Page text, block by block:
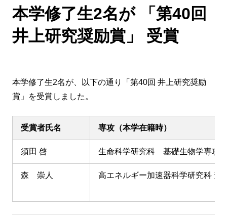
本学修了生2名が 「第40回
井上研究奨励賞」 受賞
本学修了生2名が、以下の通り「第40回 井上研究奨励
賞」を受賞しました。
受賞者氏名 専攻（本学在籍時）
須田 啓 生命科学研究科 基礎生物学専攻
森 崇人 高エネルギー加速器科学研究科 素